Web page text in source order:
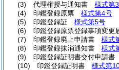
(3)
代理権授与通知書 様式第
(4)
印鑑登録原票 様式第4号
(5)
印鑑登録証 様式第5号
(6)
印鑑登録原票登録事項変
(7)
印鑑登録廃止申請書 様式
(8)
印鑑登録抹消通知書 様式
(9)
印鑑登録証明書交付申請書
(10)
印鑑登録証明書 様式第